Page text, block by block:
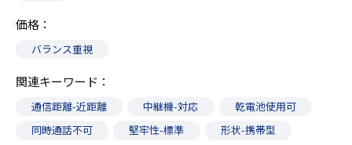
価格
バランス重視
関連キーワード
通信距離-近距離 中継機-対応
乾電池使用可
同時通話不可
堅牢性-標準
形状-携帯型